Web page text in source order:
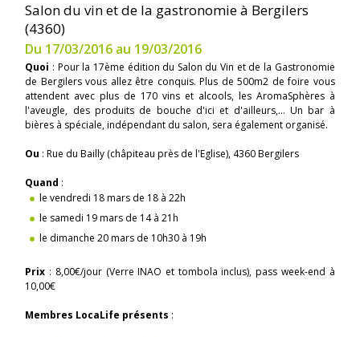
Salon du vin et de la gastronomie à Bergilers
(4360)
Du 17/03/2016 au 19/03/2016
Quoi : Pour la 17ème édition du Salon du Vin et de la Gastronomie
de Bergilers vous allez être conquis. Plus de 500m2 de foire vous
attendent avec plus de 170 vins et alcools, les AromaSphères à
l'aveugle, des produits de bouche d'ici et d'ailleurs,... Un bar à
bières à spéciale, indépendant du salon, sera également organisé.
Ou : Rue du Bailly (châpiteau près de l'Eglise), 4360 Bergilers
Quand :
le vendredi 18 mars de 18 à 22h
le samedi 19 mars de 14 à 21h
le dimanche 20 mars de 10h30 à 19h
Prix : 8,00€/jour (Verre INAO et tombola inclus), pass week-end à
10,00€
Membres LocaLife présents :